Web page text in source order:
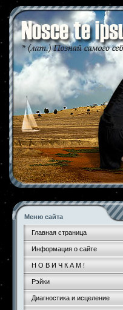
Меню сайта
Главная страница
Информация о сайте
Н О В И Ч К А М !
Рэйки
Диагностика и исцеление